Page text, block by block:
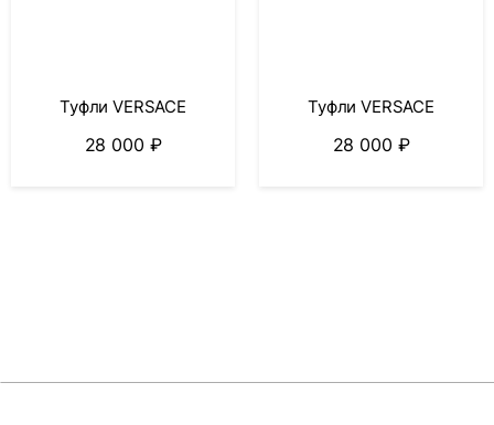
Туфли VERSACE
28 000 ₽
Туфли VERSACE
28 000 ₽